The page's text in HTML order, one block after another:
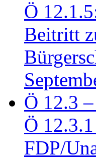
Ö
Beitritt
Ö 12.3
Ö
FDP/